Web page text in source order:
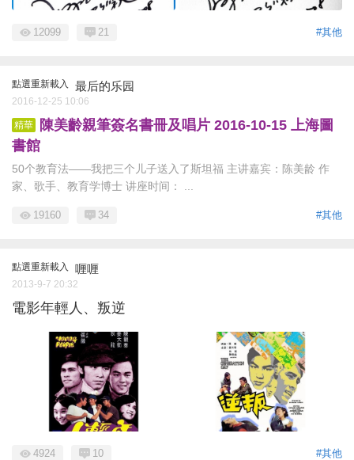
#其他
12099 21
點選重新載入 最后的乐园
2016-12-25 10:06
精華
陳美齡親筆簽名書冊及唱片 2016-10-15 上海圖
書館
50个教育法——我把三个儿子送入了斯坦福 主讲嘉宾：陈美龄 作
家、歌手、教育学博士 讲座时间： ...
#其他
19160 34
點選重新載入 喱喱
2013-9-7 20:32
電影年輕人、叛逆
#其他
4924 10